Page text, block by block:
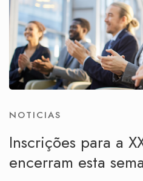
NOTICIAS
Inscrições para a
encerram esta